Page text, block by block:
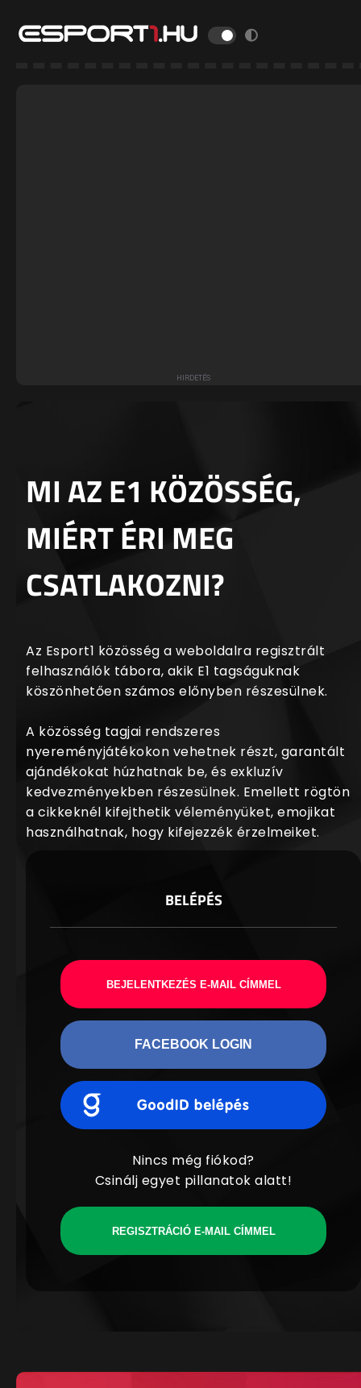
MI AZ E1 KÖZÖSSÉG,
MIÉRT ÉRI MEG
CSATLAKOZNI?
Az Esport1 közösség a weboldalra regisztrált
felhasználók tábora, akik E1 tagságuknak
köszönhetően számos előnyben részesülnek.
A közösség tagjai rendszeres
nyereményjátékokon vehetnek részt, garantált
ajándékokat húzhatnak be, és exkluzív
kedvezményekben részesülnek. Emellett rögtön
a cikkeknél kifejthetik véleményüket, emojikat
használhatnak, hogy kifejezzék érzelmeiket.
BELÉPÉS
BEJELENTKEZÉS E-MAIL CÍMMEL
FACEBOOK LOGIN
Nincs még fiókod?
Csinálj egyet pillanatok alatt!
REGISZTRÁCIÓ E-MAIL CÍMMEL